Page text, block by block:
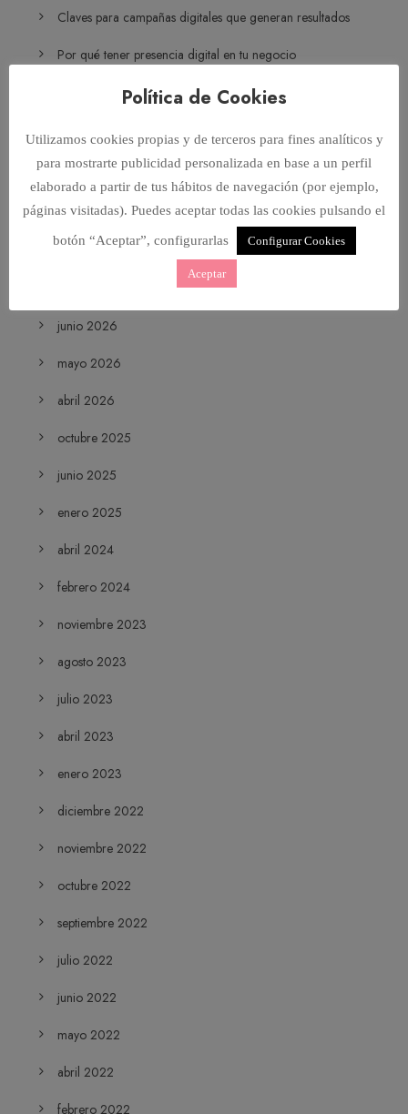
Claves para campañas digitales que generan resultados
Por qué tener presencia digital en tu negocio
Estrategia de contenidos paso a paso: guía práctica
Qué significa marketing personalizado: guía 2026
Archivos
junio 2026
mayo 2026
abril 2026
octubre 2025
junio 2025
enero 2025
abril 2024
febrero 2024
noviembre 2023
agosto 2023
julio 2023
abril 2023
enero 2023
diciembre 2022
noviembre 2022
octubre 2022
septiembre 2022
julio 2022
junio 2022
mayo 2022
abril 2022
febrero 2022
Política de Cookies
Utilizamos cookies propias y de terceros para fines analíticos y
para mostrarte publicidad personalizada en base a un perfil
elaborado a partir de tus hábitos de navegación (por ejemplo,
páginas visitadas). Puedes aceptar todas las cookies pulsando el
botón “Aceptar”, configurarlas Configurar Cookies
Aceptar